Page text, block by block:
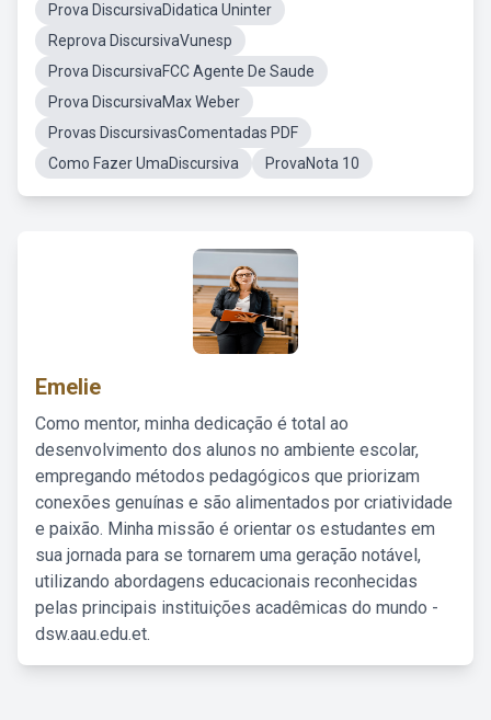
Prova DiscursivaDidatica Uninter
Reprova DiscursivaVunesp
Prova DiscursivaFCC Agente De Saude
Prova DiscursivaMax Weber
Provas DiscursivasComentadas PDF
Como Fazer UmaDiscursiva
ProvaNota 10
Emelie
Como mentor, minha dedicação é total ao
desenvolvimento dos alunos no ambiente escolar,
empregando métodos pedagógicos que priorizam
conexões genuínas e são alimentados por criatividade
e paixão. Minha missão é orientar os estudantes em
sua jornada para se tornarem uma geração notável,
utilizando abordagens educacionais reconhecidas
pelas principais instituições acadêmicas do mundo -
dsw.aau.edu.et.